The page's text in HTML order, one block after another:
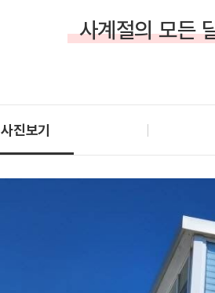
사계절의 모든
사진보기